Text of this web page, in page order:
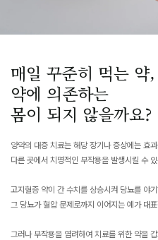
매일 꾸준히 먹는 약,
약에 의존하는
몸이 되지 않을까요?
양약의 대증 치료는 해당 장기나 증상에는 효
다른 곳에서 치명적인 부작용을 발생시킬 수
고지혈증 약이 간 수치를 상승시켜 당뇨를 야기
그 당뇨가 혈압 문제로까지 이어지는 예가 대
그러나 부작용을 염려하여 치료를 위한 약을